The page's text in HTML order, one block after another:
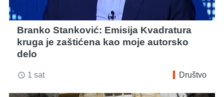
Branko Stanković: Emisija Kvadratura
kruga je zaštićena kao moje autorsko
delo
access_time 1 sat Društvo